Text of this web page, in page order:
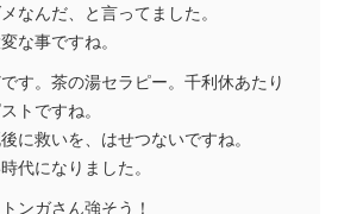
なんだ、と言ってました。
な事ですね。
す。茶の湯セラピー。千利休あたり
トですね。
に救いを、はせつないですね。
代になりました。
ンガさん強そう！